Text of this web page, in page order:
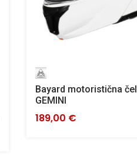
Bayard motoristična
GEMINI
189,00 €